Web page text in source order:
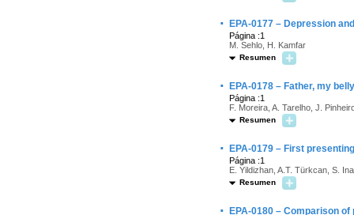
· EPA-0177 – Depression
Página :1
M. Sehlo, H. Kamfar
Resumen
· EPA-0178 – Father, my
Página :1
F. Moreira, A. Tarelho, J.
Resumen
· EPA-0179 – First
Página :1
E. Yildizhan, A.T. Türkcan, S.
Resumen
·
EPA-0180 – Comparison